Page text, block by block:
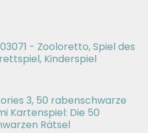
03071 - Zooloretto, Spiel des
Kinderspiel
3, 50 rabenschwarze
Kartenspiel: Die 50
Rätsel